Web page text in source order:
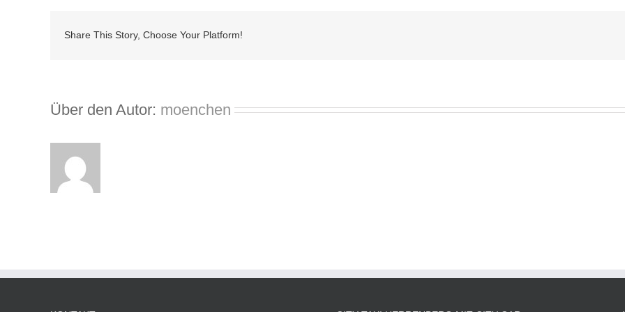
Share This Story, Choose Your Platform!
Über den Autor: moenchen